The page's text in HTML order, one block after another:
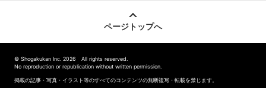
ページトップへ
© Shogakukan Inc. 2026 All rights reserved.
No reproduction or republication without written permission.
掲載の記事・写真・イラスト等のすべてのコンテンツの無断複写・転載を禁じます。